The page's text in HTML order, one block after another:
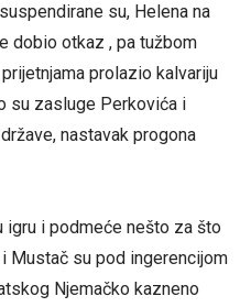
su, Helena na
dobio otkaz , pa tužbom
prolazio kalvariju
su zasluge Perkovića i
nastavak progona
igru i podmeće nešto za što
Mustač su pod ingerencijom
Njemačko kazneno